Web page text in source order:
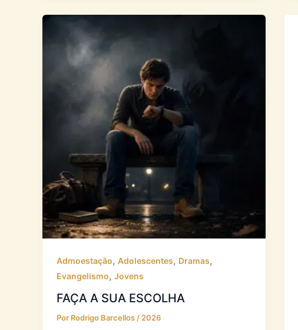
Admoestação, Adolescentes, Dramas,
Evangelismo, Jovens
FAÇA A SUA ESCOLHA
Por Rodrigo Barcellos / 2026